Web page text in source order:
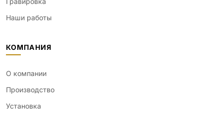
Наши работы
КОМПАНИЯ
О компании
Производство
Установка